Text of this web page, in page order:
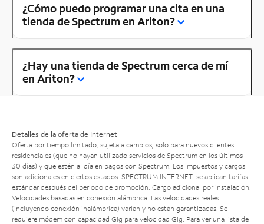
¿Cómo puedo programar una cita en una
tienda de Spectrum en Ariton?
¿Hay una tienda de Spectrum cerca de mí
en Ariton?
Detalles de la oferta de Internet
Oferta por tiempo limitado; sujeta a cambios; solo para nuevos clientes
residenciales (que no hayan utilizado servicios de Spectrum en los últimos
30 días) y que estén al día en pagos con Spectrum. Los impuestos y cargos
son adicionales en ciertos estados. SPECTRUM INTERNET: se aplican tarifas
estándar después del período de promoción. Cargo adicional por instalación.
Velocidades basadas en conexión alámbrica. Las velocidades reales
(incluyendo conexión inalámbrica) varían y no están garantizadas. Se
requiere módem con capacidad Gig para velocidad Gig. Para ver una lista de